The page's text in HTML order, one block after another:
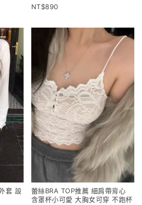
890
套 設
蕾絲BRA TOP推薦 細肩帶背心
含罩杯小可愛 大胸女可穿 不跑杯